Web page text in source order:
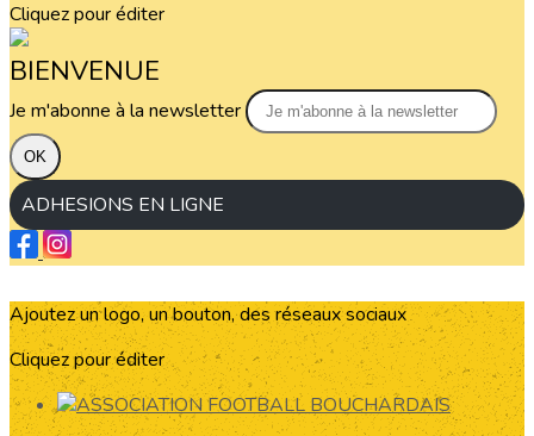
Cliquez pour éditer
BIENVENUE
Je m'abonne à la newsletter
OK
ADHESIONS EN LIGNE
Ajoutez un logo, un bouton, des réseaux sociaux
Cliquez pour éditer